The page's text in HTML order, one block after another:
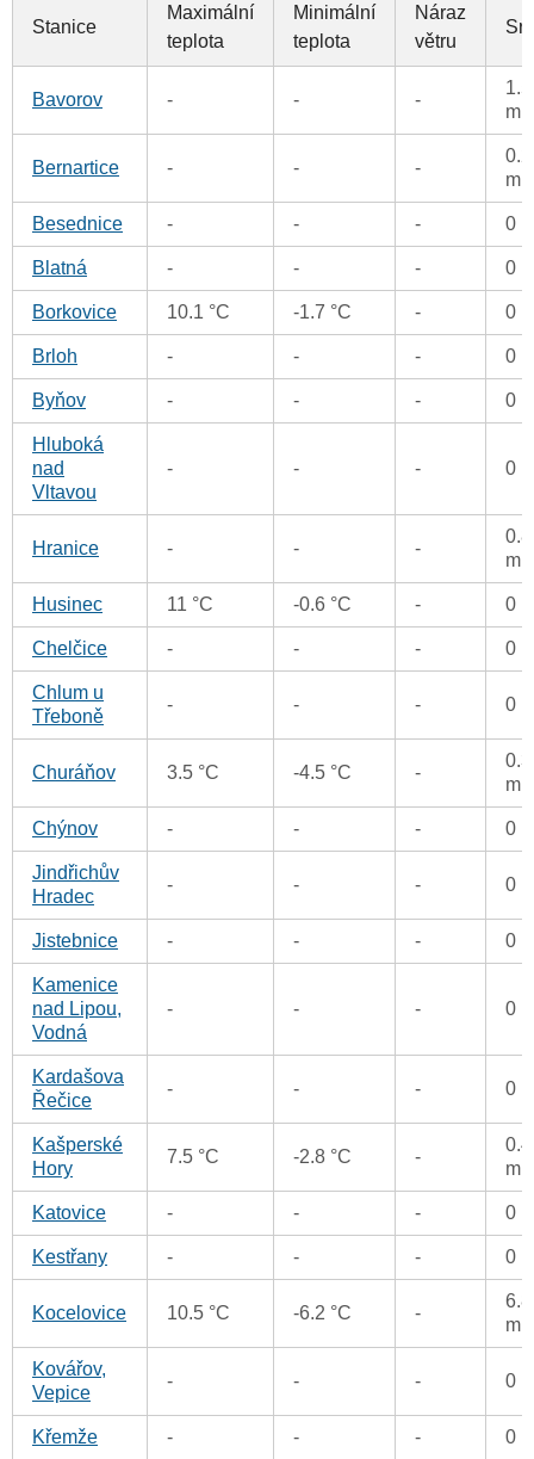
Stanice
Maximální
teplota
Minimální
teplota
Náraz
větru
Bavorov - - -
1.5
Bernartice - - -
0.2
Besednice - - - 0
Blatná - - - 0
Borkovice 10.1 °C -1.7 °C - 0
Brloh - - - 0
Byňov - - - 0
Hluboká
nad
Vltavou
- - - 0
Hranice - - -
0.8
Husinec 11 °C -0.6 °C - 0
Chelčice - - - 0
Chlum u
Třeboně
- - - 0
Churáňov 3.5 °C -4.5 °C -
0.3
Chýnov - - - 0
Jindřichův
Hradec
- - - 0
Jistebnice - - - 0
Kamenice
nad Lipou,
Vodná
- - - 0
Kardašova
Řečice
- - - 0
Kašperské
Hory
7.5 °C -2.8 °C -
0.4
Katovice - - - 0
Kestřany - - - 0
Kocelovice 10.5 °C -6.2 °C -
6.8
Kovářov,
Vepice
- - - 0
Křemže - - - 0